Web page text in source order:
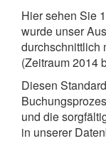
Hier sehen Sie 1
wurde unser
durchschnittlich
(Zeitraum 2014
Diesen
und die
in unserer